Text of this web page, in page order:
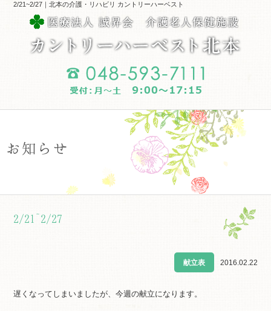
2/21~2/27｜北本の介護・リハビリ カントリーハーベスト
お知らせ
2/21~2/27
献立表 2016.02.22
遅くなってしまいましたが、今週の献立になります。